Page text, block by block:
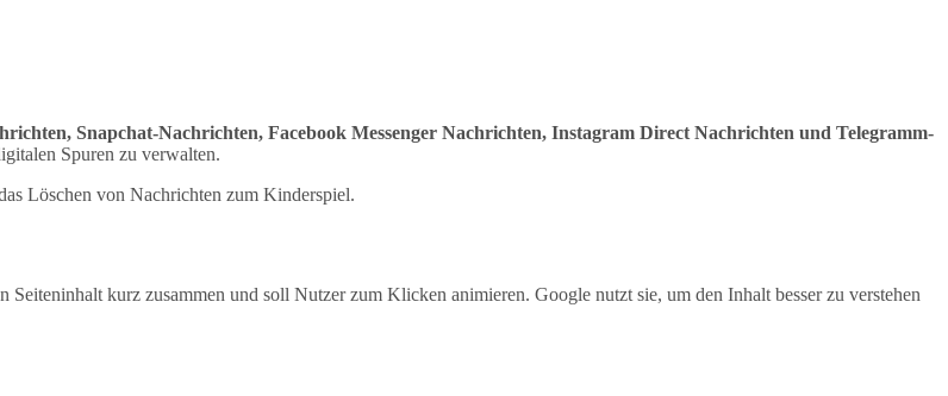
Snapchat-Nachrichten, Facebook Messenger Nachrichten, Instagram Direct Nachrichten und Telegramm-
Spuren zu verwalten.
Löschen von Nachrichten zum Kinderspiel.
Seiteninhalt kurz zusammen und soll Nutzer zum Klicken animieren. Google nutzt sie, um den Inhalt besser zu verstehen